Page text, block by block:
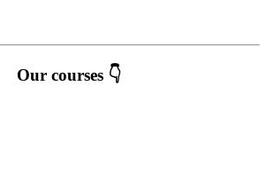
Our courses 👇